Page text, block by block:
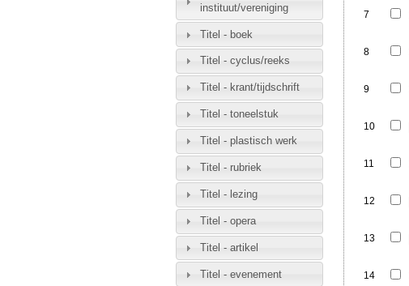
7
8
9
10
11
12
13
14
instituut/vereniging
Titel - boek
Titel - cyclus/reeks
Titel - krant/tijdschrift
Titel - toneelstuk
Titel - plastisch werk
Titel - rubriek
Titel - lezing
Titel - opera
Titel - artikel
Titel - evenement